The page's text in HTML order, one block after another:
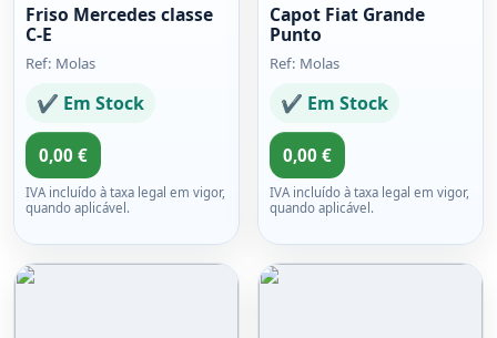
Friso Mercedes classe
C-E
Ref: Molas
✔ Em Stock
0,00 €
IVA incluído à taxa legal em vigor,
quando aplicável.
Capot Fiat Grande
Punto
Ref: Molas
✔ Em Stock
0,00 €
IVA incluído à taxa legal em vigor,
quando aplicável.